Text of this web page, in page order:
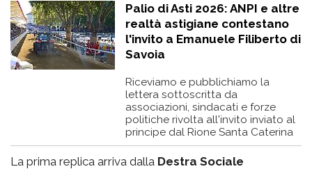
Palio di Asti 2026: ANPI e altre
realtà astigiane contestano
l'invito a Emanuele Filiberto di
Savoia
Riceviamo e pubblichiamo la
lettera sottoscritta da
associazioni, sindacati e forze
politiche rivolta all'invito inviato al
principe dal Rione Santa Caterina
La prima replica arriva dalla Destra Sociale